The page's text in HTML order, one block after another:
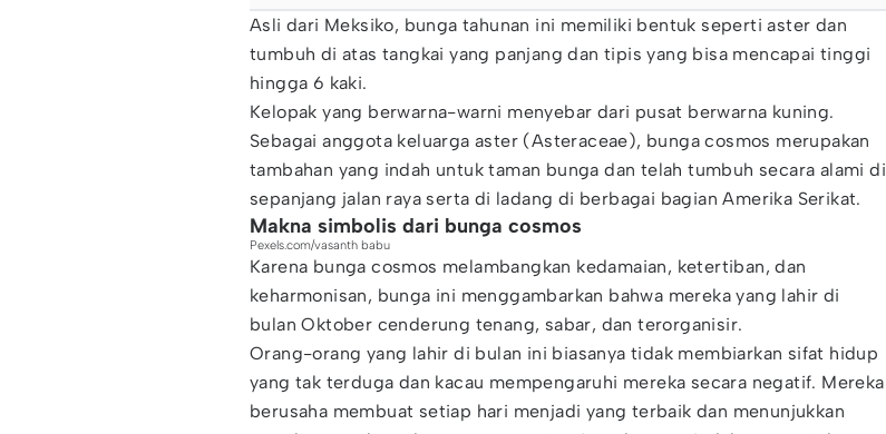
Asli dari Meksiko, bunga tahunan ini memiliki bentuk seperti aster dan
tumbuh di atas tangkai yang panjang dan tipis yang bisa mencapai tinggi
hingga 6 kaki.
Kelopak yang berwarna-warni menyebar dari pusat berwarna kuning.
Sebagai anggota keluarga aster (Asteraceae), bunga cosmos merupakan
tambahan yang indah untuk taman bunga dan telah tumbuh secara alami di
sepanjang jalan raya serta di ladang di berbagai bagian Amerika Serikat.
Makna simbolis dari bunga cosmos
Pexels.com/vasanth babu
Karena bunga cosmos melambangkan kedamaian, ketertiban, dan
keharmonisan, bunga ini menggambarkan bahwa mereka yang lahir di
bulan Oktober cenderung tenang, sabar, dan terorganisir.
Orang-orang yang lahir di bulan ini biasanya tidak membiarkan sifat hidup
yang tak terduga dan kacau mempengaruhi mereka secara negatif. Mereka
berusaha membuat setiap hari menjadi yang terbaik dan menunjukkan